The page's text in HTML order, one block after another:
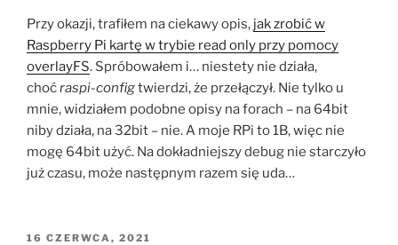
Przy okazji, trafiłem na ciekawy opis, jak zrobić w
Raspberry Pi kartę w trybie read only przy pomocy
overlayFS. Spróbowałem i… niestety nie działa,
choćraspi-configtwierdzi, że przełączył. Nie tylko u
mnie, widziałem podobne opisy na forach – na 64bit
niby działa, na 32bit – nie. A moje RPi to 1B, więc nie
mogę 64bit użyć. Na dokładniejszy debug nie starczyło
już czasu, może następnym razem się uda…
OPUBLIKOWANE
16 CZERWCA, 2021